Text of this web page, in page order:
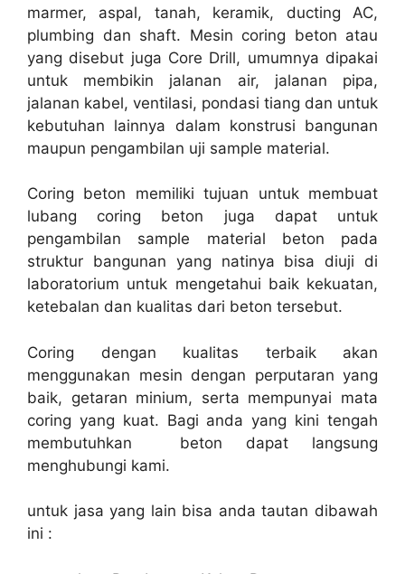
marmer, aspal, tanah, keramik, ducting AC,
plumbing dan shaft. Mesin coring beton atau
yang disebut juga Core Drill, umumnya dipakai
untuk membikin jalanan air, jalanan pipa,
jalanan kabel, ventilasi, pondasi tiang dan untuk
kebutuhan lainnya dalam konstrusi bangunan
maupun pengambilan uji sample material.
Coring beton memiliki tujuan untuk membuat
lubang coring beton juga dapat untuk
pengambilan sample material beton pada
struktur bangunan yang natinya bisa diuji di
laboratorium untuk mengetahui baik kekuatan,
ketebalan dan kualitas dari beton tersebut.
Coring dengan kualitas terbaik akan
menggunakan mesin dengan perputaran yang
baik, getaran minium, serta mempunyai mata
coring yang kuat. Bagi anda yang kini tengah
membutuhkan beton dapat langsung
menghubungi kami.
untuk jasa yang lain bisa anda tautan dibawah
ini :